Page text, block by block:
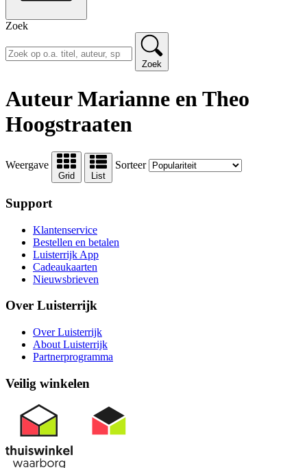
Zoek
Zoek
Auteur Marianne en Theo
Hoogstraaten
Weergave
Grid List
Sorteer
Support
Klantenservice
Bestellen en betalen
Luisterrijk App
Cadeaukaarten
Nieuwsbrieven
Over Luisterrijk
Over Luisterrijk
About Luisterrijk
Partnerprogramma
Veilig winkelen